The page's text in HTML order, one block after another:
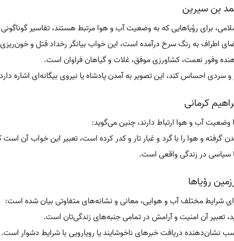
بن سیرین
برای رؤیاهایی که به وضعیت آب و هوا مرتبط هستند، تفاسیر
اطراف به رنگ سرخ درآمده است، این خواب بیانگر رخداد قتل و
وفور نعمت، کشاورزی موفق، غلات و گیاهان فراوان است.
و سردی احساس کند، این تصویر به آمدن پادشاه یا نیروی بیگانه‌ای
کرمانی
وضعیت آب و هوا ارتباط دارند، چنین می‌گوید:
گرفته و هوا را با گرد و غبار تار و کدر کرده است، تعبیر این خواب آن
سیاسی در زندگی واقعی است.
رؤیاها
شرایط مختلف آب و هوایی، معانی و نشانه‌های متفاوتی بیان شده است:
تعبیر آن امنیت و آرامش در تمامی جنبه‌های زندگی‌تان است.
نشان‌دهنده دریافت خبرهای ناخوشایند یا رویارویی با شرایط دشوار است.